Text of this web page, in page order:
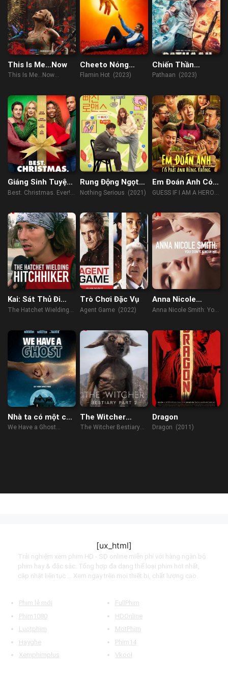
This Is Me…Now
This Is Me…Now
Cheeto Nóng
Bỏng Của Flamin
Flamin Hot (2023)
Chiến Thần
Pathaan
Pathaan (2023)
Giáng Sinh Tuyệt
Nhất
Best. Christmas. Ever!
Rung Động Ngọt
Ngào
Nothing Serious (2021)
Em Đoán Anh Có
Phải Anh Hùng
GUESS IF I AM A HERO
Kai: Sát Thủ Đi
Nhờ Xe
The Hatchet Wielding
Trò Chơi Đặc Vụ
Agent Game (2022)
Anna Nicole
Smith: Không ai
Anna Nicole Smith: You
Nhà ta có một con
ma
We Have a Ghost
The Witcher
Bestiary Season 1|
The Witcher Bestiary
Dragon
Dragon (2011)